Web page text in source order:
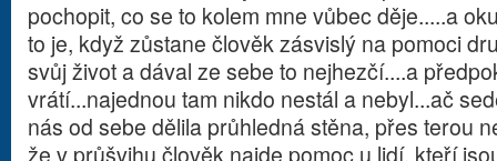
pochopit, co se to kolem mne vůbec děje.....a
to je, když zůstane člověk zásvislý na pomoci
svůj život a dával ze sebe to nejhezčí....a
vrátí...najednou tam nikdo nestál a nebyl...ač
nás od sebe dělila průhledná stěna, přes terou
že v průšvihu člověk najde pomoc u lidí, kteří